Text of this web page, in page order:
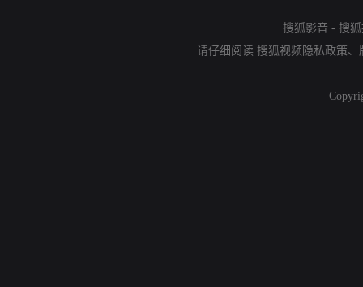
搜狐影音 - 搜
请仔细阅读 搜狐视频隐私政策、